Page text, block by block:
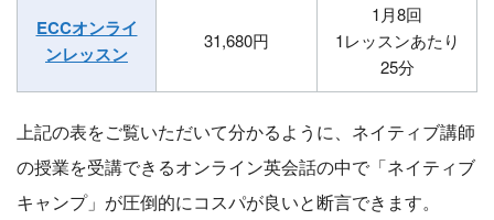
ECCオンライ
ンレッスン
31,680円
1月8回
1レッスンあたり
25分
上記の表をご覧いただいて分かるように、ネイティブ講師
の授業を受講できるオンライン英会話の中で「ネイティブ
キャンプ」が圧倒的にコスパが良いと断言できます。